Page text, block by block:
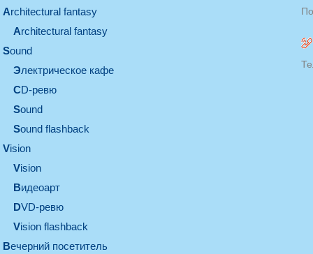
architectural fantasy
architectural fantasy
sound
электрическое кафе
CD-ревю
sound
Sound flashback
vision
vision
видеоарт
DVD-ревю
Vision flashback
вечерний посетитель